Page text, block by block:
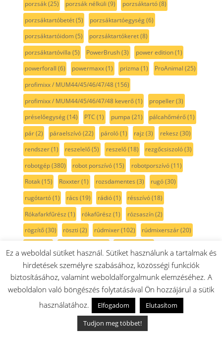
porzsák(25) porzsák nélküli (9) porzsáktartó(8)
porzsáktartóbetét(5) porzsáktartóegység(6)
porzsáktartóidom(5) porzsáktartókeret(8)
porzsáktartóvilla (5) PowerBrush(3) power edition(1)
powerforall (6) powermaxx(1) prizma (1) ProAnimal (25)
profimixx / MUM44/45/46/47/48(156)
profimixx / MUM44/45/46/47/48 keverő(1) propeller(3)
préselőegység(14) PTC (1) pumpa (21) pálcahőmérő(1)
pár(2) páraelszívó(22) pároló(1) rajz (3) rekesz (30)
rendszer(1) reszelelő(5) reszelő(18) rezgőcsiszoló(3)
robotgép(380) robot porszívó(15) robotporszívó(11)
Rotak(15) Roxxter(1) rozsdamentes (3) rugó(30)
rugótartó(1) rács (19) rádió(1) résszívó(18)
Rókafarkfűrész (1) rókafűrész (1) rózsaszín(2)
rögzítő(30) röszti (2) rúdmixer(102) rúdmixerszár(20)
sarokköszörű(2) serie2 (11) serie 6(6) serie 8(9)
side by side(32) Siemens(218) SilentMixx(18) skil(8)
smoothie(13) spagetti(1) Spotless(1) spray(1) stift(8)
(4)
szatináló gép(1) szegecs
Ez a weboldal sütiket használ. Sütiket használunk a tartalmak és
hirdetések személyre szabásához, közösségi funkciók
biztosításához, valamint weboldalforgalmunk elemzéséhez. A
weboldalon való böngészés folytatásával Ön hozzájárul a sütik
használatához.
Elfogadom
Elutasítom
Tudjon meg többet!